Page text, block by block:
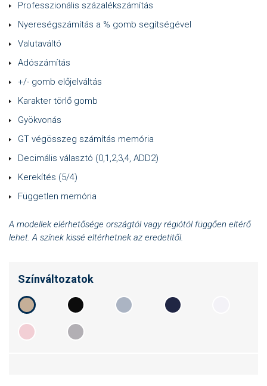
Professzionális százalékszámítás
Nyereségszámítás a % gomb segítségével
Valutaváltó
Adószámítás
+/- gomb előjelváltás
Karakter törlő gomb
Gyökvonás
GT végösszeg számítás memória
Decimális választó (0,1,2,3,4, ADD2)
Kerekítés (5/4)
Független memória
A modellek elérhetősége országtól vagy régiótól függően eltérő
lehet. A színek kissé eltérhetnek az eredetitől.
Színváltozatok